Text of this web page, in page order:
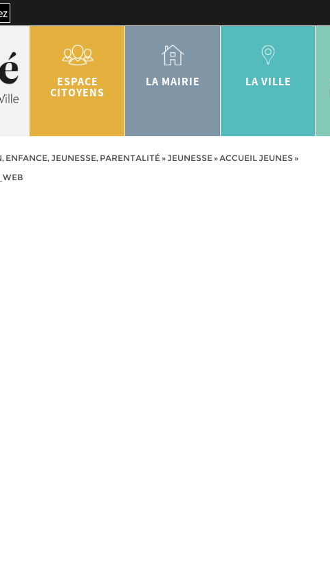
ESPACE
CITOYENS
LA MAIRIE LA VILLE
ENFANCE, JEUNESSE, PARENTALITÉ» JEUNESSE»ACCUEIL JEUNES»